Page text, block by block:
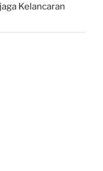
Kelancaran